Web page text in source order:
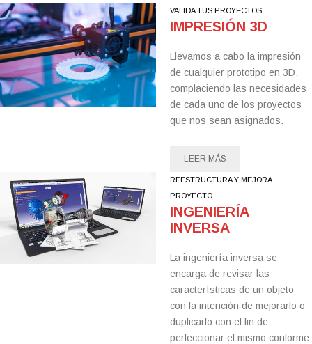
VALIDA TUS PROYECTOS
IMPRESIÓN 3D
Llevamos a cabo la impresión
de cualquier prototipo en 3D,
complaciendo las necesidades
de cada uno de los proyectos
que nos sean asignados.
LEER MÁS
REESTRUCTURA Y MEJORA
PROYECTO
INGENIERÍA
INVERSA
La ingeniería inversa se
encarga de revisar las
características de un objeto
con la intención de mejorarlo o
duplicarlo con el fin de
perfeccionar el mismo conforme